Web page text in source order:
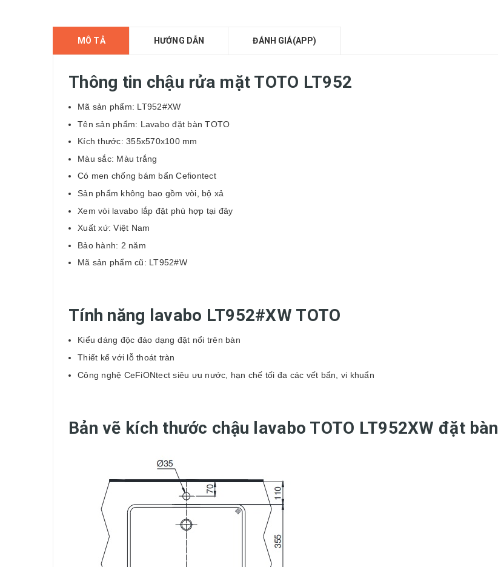
MÔ TẢ HƯỚNG DẪN ĐÁNH GIÁ(APP)
Thông tin chậu rửa mặt TOTO LT952
Mã sản phẩm: LT952#XW
Tên sản phẩm: Lavabo đặt bàn TOTO
Kích thước: 355x570x100 mm
Màu sắc: Màu trắng
Có men chống bám bẩn Cefiontect
Sản phẩm không bao gồm vòi, bộ xả
Xem vòi lavabo lắp đặt phù hợp tại đây
Xuất xứ: Việt Nam
Bảo hành: 2 năm
Mã sản phẩm cũ: LT952#W
Tính năng lavabo LT952#XW TOTO
Kiểu dáng độc đáo dạng đặt nổi trên bàn
Thiết kế với lỗ thoát tràn
Công nghệ CeFiONtect siêu ưu nước, hạn chế tối đa các vết bẩn, vi khuẩn
Bản vẽ kích thước chậu lavabo TOTO LT952XW đặt bàn